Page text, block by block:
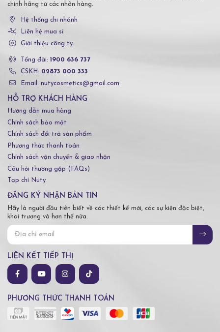
chính hãng từ các nhãn hàng.
Hệ thống chi nhánh
Liên hệ mua sỉ
Giới thiệu công ty
Tổng đài: 1900 636 737
CSKH: 02873 000 333
Email: nutycosmetics@gmail.com
HỖ TRỢ KHÁCH HÀNG
Hướng dẫn mua hàng
Chính sách bảo mật
Chính sách đổi trả sản phẩm
Phương thức thanh toán
Chính sách vận chuyển & giao nhận
Câu hỏi thường gặp (FAQs)
Tạp chí Nuty
ĐĂNG KÝ NHẬN BẢN TIN
Hãy là người đầu tiên biết về các thiết kế mới, các sự kiện đặc biệt,
khai trương và hơn thế nữa.
LIÊN KẾT TIẾP THỊ
PHƯƠNG THỨC THANH TOÁN